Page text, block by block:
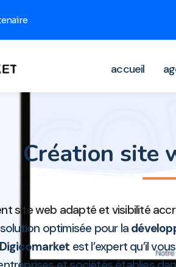
accueil
Création site
site web adapté et visibilité
optimisée pour la
Digicomarket est l’expert qu’il